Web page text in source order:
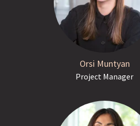
Orsi Muntyan
Project Manager